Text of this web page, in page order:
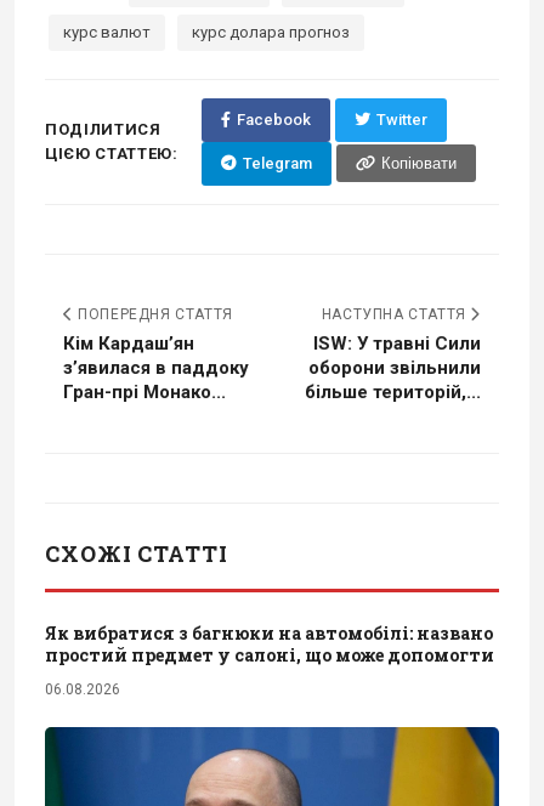
курс валют курс долара прогноз
ПОДІЛИТИСЯ
ЦІЄЮ СТАТТЕЮ:
Facebook Twitter
Telegram Копіювати
ПОПЕРЕДНЯ СТАТТЯ
Кім Кардаш’ян
з’явилася в паддоку
Гран-прі Монако...
НАСТУПНА СТАТТЯ
ISW: У травні Сили
оборони звільнили
більше територій,...
СХОЖІ СТАТТІ
Як вибратися з багнюки на автомобілі: названо
простий предмет у салоні, що може допомогти
06.08.2026